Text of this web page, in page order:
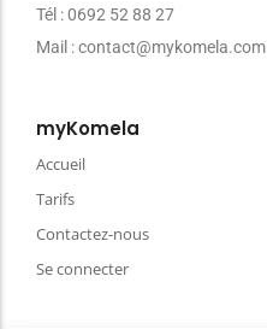
Tél : 0692 52 88 27
Mail : contact@mykomela.com
myKomela
Accueil
Tarifs
Contactez-nous
Se connecter